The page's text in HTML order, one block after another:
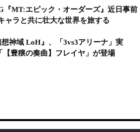
『MT:エピック・オーダーズ』近日事前
ャラと共に壮大な世界を旅する
神域 LoH』、「3vs3アリーナ」実
【豊穣の奏曲】フレイヤ」が登場